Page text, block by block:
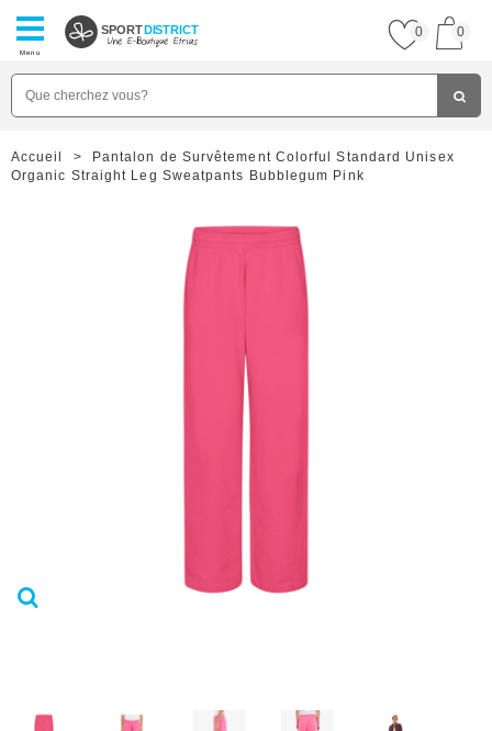
Menu
SPORTDISTRICT 0 0
Accueil >
Pantalon de Survêtement Colorful Standard Unisex
Organic Straight Leg Sweatpants Bubblegum Pink